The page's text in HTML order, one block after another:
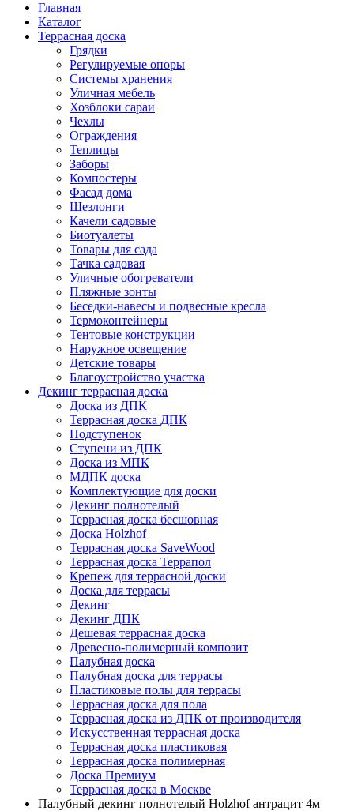
Главная
Каталог
Террасная доска
Грядки
Регулируемые опоры
Системы хранения
Уличная мебель
Хозблоки сараи
Чехлы
Ограждения
Теплицы
Заборы
Компостеры
Фасад дома
Шезлонги
Качели садовые
Биотуалеты
Товары для сада
Тачка садовая
Уличные обогреватели
Пляжные зонты
Беседки-навесы и подвесные кресла
Термоконтейнеры
Тентовые конструкции
Наружное освещение
Детские товары
Благоустройство участка
Декинг террасная доска
Доска из ДПК
Террасная доска ДПК
Подступенок
Ступени из ДПК
Доска из МПК
МДПК доска
Комплектующие для доски
Декинг полнотелый
Террасная доска бесшовная
Доска Holzhof
Террасная доска SaveWood
Террасная доска Террапол
Крепеж для террасной доски
Доска для террасы
Декинг
Декинг ДПК
Дешевая террасная доска
Древесно-полимерный композит
Палубная доска
Палубная доска для террасы
Пластиковые полы для террасы
Террасная доска для пола
Террасная доска из ДПК от производителя
Искусственная террасная доска
Террасная доска пластиковая
Террасная доска полимерная
Доска Премиум
Террасная доска в Москве
Палубный декинг полнотелый Holzhof антрацит 4м